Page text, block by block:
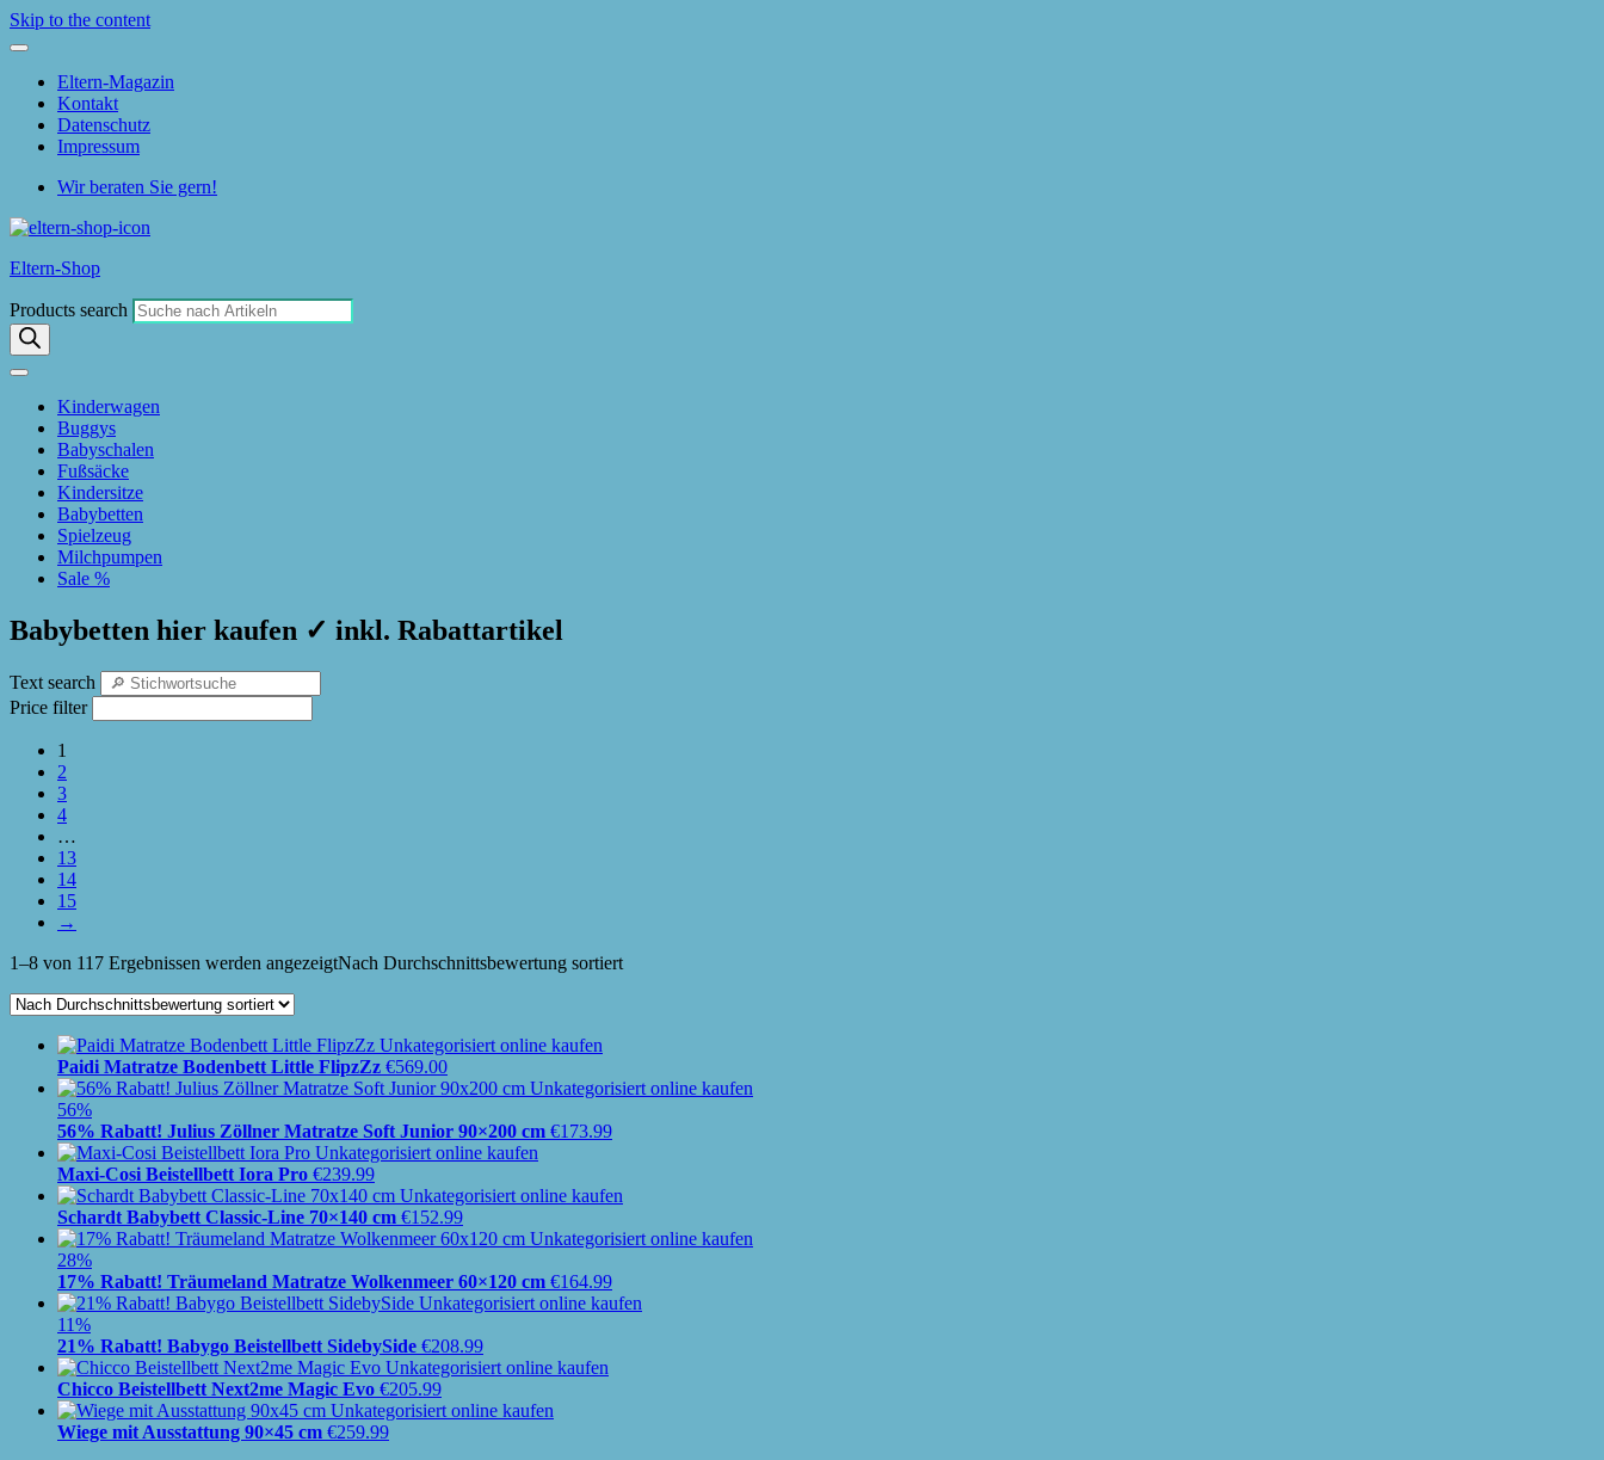
Skip to the content
Eltern-Magazin
Kontakt
Datenschutz
Impressum
Wir beraten Sie gern!
Eltern-Shop
Products search
Kinderwagen
Buggys
Babyschalen
Fußsäcke
Kindersitze
Babybetten
Spielzeug
Milchpumpen
Sale %
Babybetten hier kaufen ✓ inkl. Rabattartikel
Text search
Price filter
1
2
3
4
…
13
14
15
→
1–8 von 117 Ergebnissen werden angezeigtNach Durchschnittsbewertung sortiert
Paidi Matratze Bodenbett Little FlipzZz €569.00
56%
56% Rabatt! Julius Zöllner Matratze Soft Junior 90×200 cm €173.99
Maxi-Cosi Beistellbett Iora Pro €239.99
Schardt Babybett Classic-Line 70×140 cm €152.99
28%
17% Rabatt! Träumeland Matratze Wolkenmeer 60×120 cm €164.99
11%
21% Rabatt! Babygo Beistellbett SidebySide €208.99
Chicco Beistellbett Next2me Magic Evo €205.99
Wiege mit Ausstattung 90×45 cm €259.99